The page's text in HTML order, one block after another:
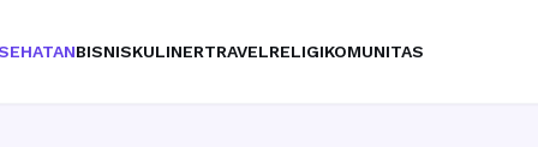
BISNISKULINERTRAVELRELIGIKOMUNITAS